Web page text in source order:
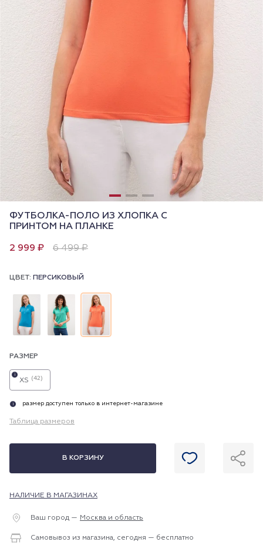
ФУТБОЛКА-ПОЛО ИЗ ХЛОПКА С
ПРИНТОМ НА ПЛАНКЕ
2 999 ₽ 6 499 ₽
ЦВЕТ: ПЕРСИКОВЫЙ
РАЗМЕР
XS (42)
i
i размер доступен только в интернет-магазине
Таблица размеров
В КОРЗИНУ
НАЛИЧИЕ В МАГАЗИНАХ
Ваш город — Москва и область
Самовывоз из магазина, сегодня — бесплатно